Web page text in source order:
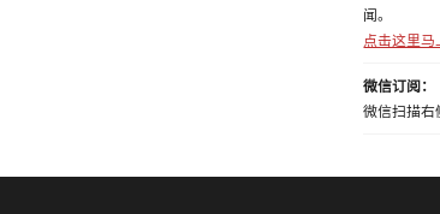
闻。
点击这里马
微信订阅：
微信扫描右